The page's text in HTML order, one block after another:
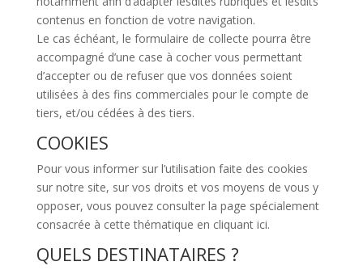
contenus en fonction de votre navigation.
Le cas échéant, le formulaire de collecte pourra être
accompagné d’une case à cocher vous permettant
d’accepter ou de refuser que vos données soient
utilisées à des fins commerciales pour le compte de
tiers, et/ou cédées à des tiers.
COOKIES
Pour vous informer sur l’utilisation faite des cookies
sur notre site, sur vos droits et vos moyens de vous y
opposer, vous pouvez consulter la page spécialement
consacrée à cette thématique en cliquant ici.
QUELS DESTINATAIRES ?